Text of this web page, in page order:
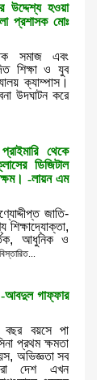
উদ্দেশ্য হওয়া
প্রশাসক মোঃ
সমাজ এবং
শিক্ষা ও যুব
ক্যাম্পাস।
উদঘাটন করে
থেকে
ডিজিটাল
-লায়ন এম
জাতি-
শিক্ষাদ্যোক্তা,
আধুনিক ও
বিস্তারিত...
-আবদুল গাফ্ফার
বছর বয়সে পা
প্রথম ক্ষমতা
অভিজ্ঞতা সব
দেশ এখন